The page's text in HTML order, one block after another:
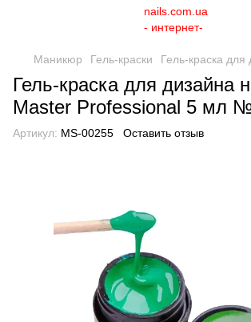
Маникюр Гель-краски Гель-краска
Гель-краска для дизайна
Master Professional 5 мл
Артикул: MS-00255 Оставить отзыв